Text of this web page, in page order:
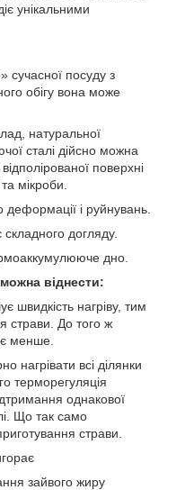
унікальними
сучасної посуду з
обігу вона може
натуральної
сталі дійсно можна
поверхні
мікроби.
і руйнувань.
складного догляду.
дно.
віднести:
швидкість нагріву, тим
страви. До того ж
менше.
нагрівати всі ділянки
терморегуляція
однакової
Що так само
страви.
зайвого жиру